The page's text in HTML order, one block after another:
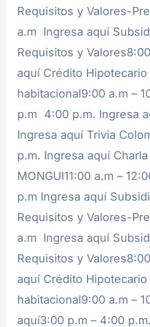
Requisitos y Valores-
a.m Ingresa aquí
Requisitos y
aquí Crédito Hipotecario
habitacional9:00 a.m –
p.m 4:00 p.m. Ingresa
Ingresa aquí Trivia
p.m. Ingresa aquí
MONGUI11:00 a.m –
p.m Ingresa aquí
Requisitos y Valores-
a.m Ingresa aquí
Requisitos y
aquí Crédito Hipotecario
habitacional9:00 a.m –
aquí3:00 p.m – 4:00